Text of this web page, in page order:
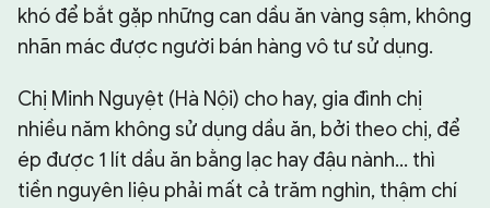
khó để bắt gặp những can dầu ăn vàng sậm, không
nhãn mác được người bán hàng vô tư sử dụng.
Chị Minh Nguyệt (Hà Nội) cho hay, gia đình chị
nhiều năm không sử dụng dầu ăn, bởi theo chị, để
ép được 1 lít dầu ăn bằng lạc hay đậu nành… thì
tiền nguyên liệu phải mất cả trăm nghìn, thậm chí